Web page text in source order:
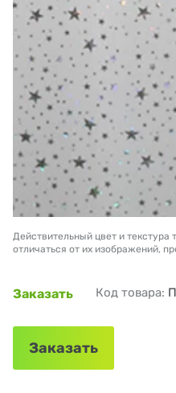
Действительный цвет и текстура
отличаться от их изображений,
Заказать Код товара:
Заказать